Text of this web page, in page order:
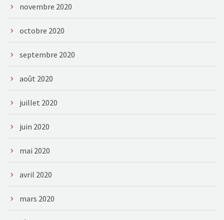
novembre 2020
octobre 2020
septembre 2020
août 2020
juillet 2020
juin 2020
mai 2020
avril 2020
mars 2020